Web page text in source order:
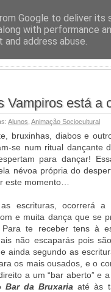
Vampiros está a
Alunos Animação Sociocultural
bruxinhas, diabos e
se num ritual dançante
para dançar!
névoa própria do
este momento…
escrituras, ocorrerá a
e muita dança que se
Para te receber tens à
não escaparás pois
ainda segundo as
os mais ousados, e o
a um “bar aberto” e
Bar da Bruxaria até às
Google to deliver its
with performance
address abuse.